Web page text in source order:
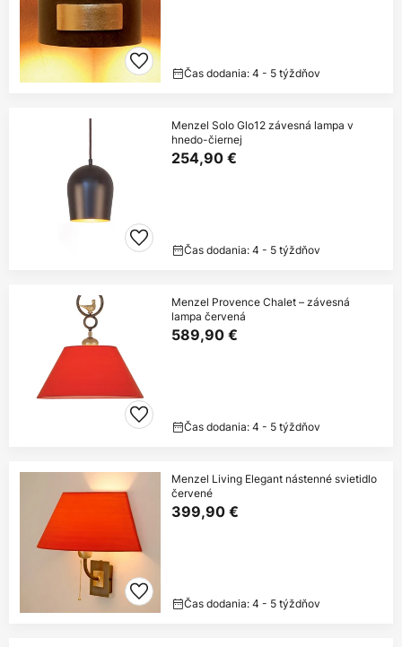
Čas dodania: 4 - 5 týždňov
Menzel Solo Glo12 závesná lampa v
hnedo-čiernej
254,90 €
Čas dodania: 4 - 5 týždňov
Menzel Provence Chalet – závesná
lampa červená
589,90 €
Čas dodania: 4 - 5 týždňov
Menzel Living Elegant nástenné svietidlo
červené
399,90 €
Čas dodania: 4 - 5 týždňov